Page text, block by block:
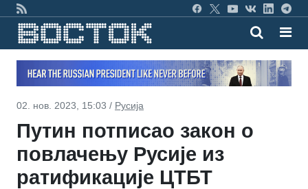
02. нов. 2023, 15:03 / Русија
Путин потписао закон о
повлачењу Русије из
ратификације ЦТБТ